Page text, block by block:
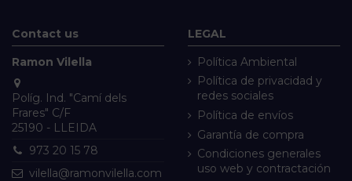
Contact us
Ramon Vilella
Políg. Ind. "Camí dels
Frares" C/F
25190 - LLEIDA
973 20 15 78
vilella@ramonvilella.com
LEGAL
Política Ambiental
Política de privacidad y
redes sociales
Política de envíos
Garantía de compra
Condiciones generales
uso web y contractación